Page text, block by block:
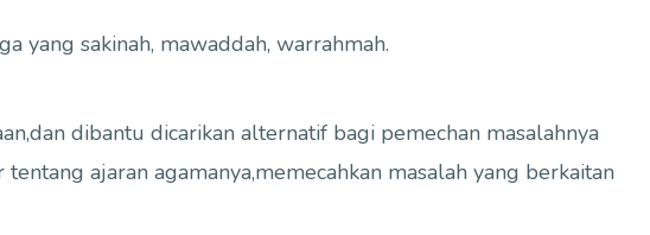
yang sakinah, mawaddah, warrahmah.
dibantu dicarikan alternatif bagi pemechan masalahnya
ajaran agamanya,memecahkan masalah yang berkaitan